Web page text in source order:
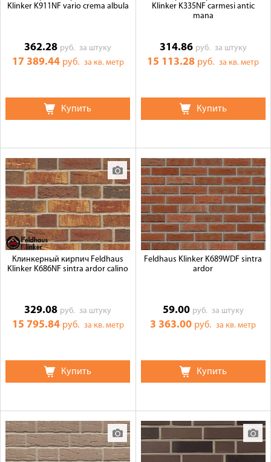
Klinker K911NF vario crema albula
362.28 руб.за штуку
17 389.44 руб. за кв. метр
Купить
Klinker K335NF carmesi antic
mana
314.86 руб. за штуку
15 113.28 руб.за кв. метр
Купить
Клинкерный кирпич Feldhaus
Klinker K686NF sintra ardor calino
329.08 руб.за штуку
15 795.84 руб. за кв. метр
Купить
Feldhaus Klinker K689WDF sintra
ardor
59.00 руб. за штуку
3 363.00 руб.за кв. метр
Купить